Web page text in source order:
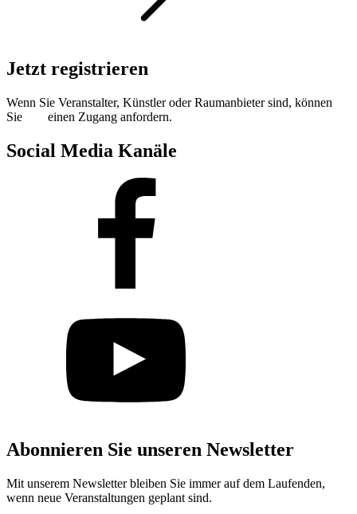
Jetzt registrieren
Wenn Sie Veranstalter, Künstler oder Raumanbieter sind, können
Sie
einen Zugang anfordern.
Social Media Kanäle
Abonnieren Sie unseren Newsletter
Mit unserem Newsletter bleiben Sie immer auf dem Laufenden,
wenn neue Veranstaltungen geplant sind.